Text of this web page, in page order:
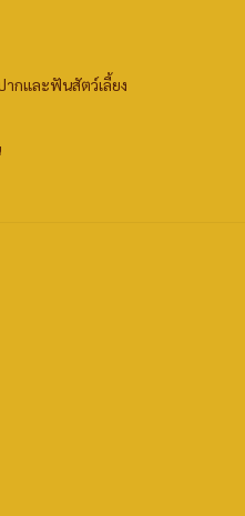
ากและฟันสัตว์เลี้ยง